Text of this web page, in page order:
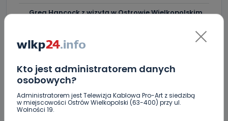
Kto jest administratorem danych
osobowych?
Administratorem jest Telewizja Kablowa Pro-Art z siedzibą
w miejscowości Ostrów Wielkopolski (63-400) przy ul.
Wolności 19.
Greg Hancock z wizytą w Ostrowie Wielkopolskim.
Masz karaluchy w domu? Sprawdź, jak skutecznie
się ich pozbyć!